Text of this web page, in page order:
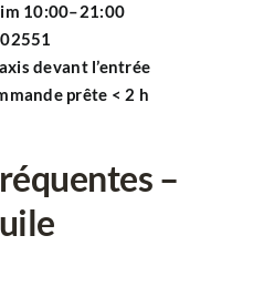
10:00–21:00
devant l’entrée
prête < 2 h
–